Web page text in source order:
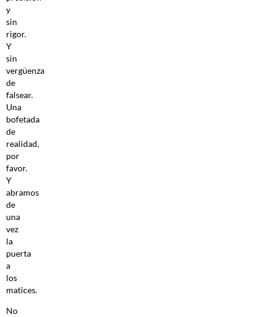
y
sin
rigor.
Y
sin
vergüenza
de
falsear.
Una
bofetada
de
realidad,
por
favor.
Y
abramos
de
una
vez
la
puerta
a
los
matices.
No